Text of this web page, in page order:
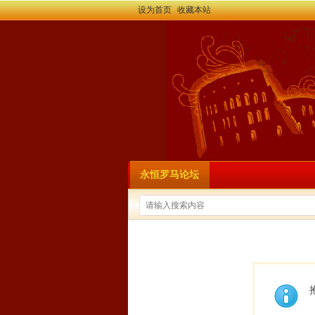
设为首页 收藏本站
永恒罗马论坛